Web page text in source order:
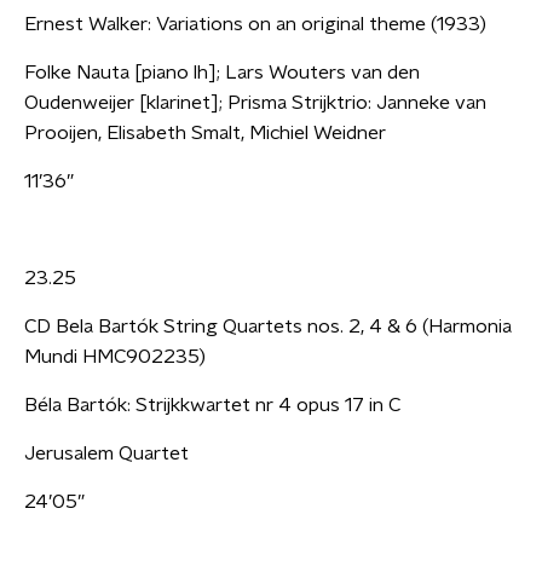
Ernest Walker: Variations on an original theme (1933)
Folke Nauta [piano lh]; Lars Wouters van den
Oudenweijer [klarinet]; Prisma Strijktrio: Janneke van
Prooijen, Elisabeth Smalt, Michiel Weidner
11’36”
23.25
CD Bela Bartók String Quartets nos. 2, 4 & 6 (Harmonia
Mundi HMC902235)
Béla Bartók: Strijkkwartet nr 4 opus 17 in C
Jerusalem Quartet
24’05”